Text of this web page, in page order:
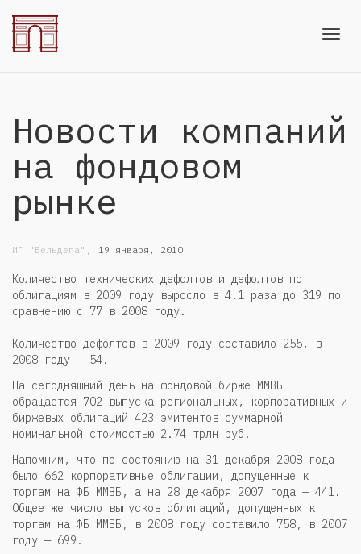
Новости компаний
на фондовом
рынке
ИГ "Вельдега" , 19 января, 2010
Количество технических дефолтов и дефолтов по
облигациям в 2009 году выросло в 4.1 раза до 319 по
сравнению с 77 в 2008 году.
Количество дефолтов в 2009 году составило 255, в
2008 году — 54.
На сегодняшний день на фондовой бирже ММВБ
обращается 702 выпуска региональных, корпоративных и
биржевых облигаций 423 эмитентов суммарной
номинальной стоимостью 2.74 трлн руб.
Напомним, что по состоянию на 31 декабря 2008 года
было 662 корпоративные облигации, допущенные к
торгам на ФБ ММВБ, а на 28 декабря 2007 года — 441.
Общее же число выпусков облигаций, допущенных к
торгам на ФБ ММВБ, в 2008 году составило 758, в 2007
году — 699.